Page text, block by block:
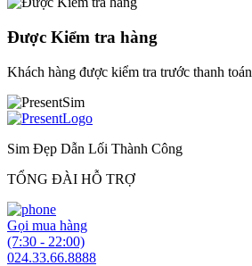
Được Kiểm tra hàng
Khách hàng được kiểm tra trước thanh toán
Sim Đẹp Dẫn Lối Thành Công
TỔNG ĐÀI HỖ TRỢ
Gọi mua hàng
(7:30 - 22:00)
024.33.66.8888